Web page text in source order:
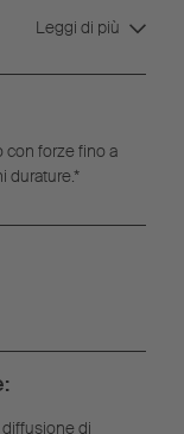
Leggi di più
con forze fino a
durature.*
di